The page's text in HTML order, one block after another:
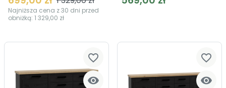
Najniższa cena z 30 dni przed
obniżką: 1 329,00 zł

favorite_border

favorite_border